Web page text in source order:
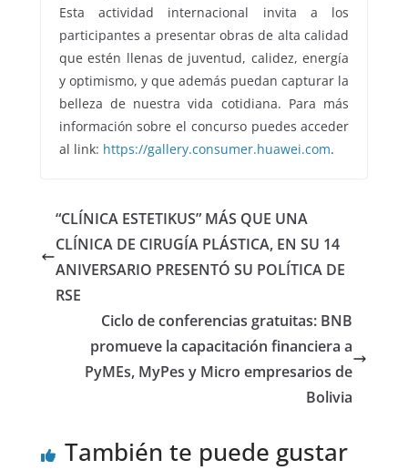
Esta actividad internacional invita a los
participantes a presentar obras de alta calidad
que estén llenas de juventud, calidez, energía
y optimismo, y que además puedan capturar la
belleza de nuestra vida cotidiana. Para más
información sobre el concurso puedes acceder
al link: https://gallery.consumer.huawei.com.
“CLÍNICA ESTETIKUS” MÁS QUE UNA
CLÍNICA DE CIRUGÍA PLÁSTICA, EN SU 14
ANIVERSARIO PRESENTÓ SU POLÍTICA DE
RSE
Ciclo de conferencias gratuitas: BNB
promueve la capacitación financiera a
PyMEs, MyPes y Micro empresarios de
Bolivia
También te puede gustar